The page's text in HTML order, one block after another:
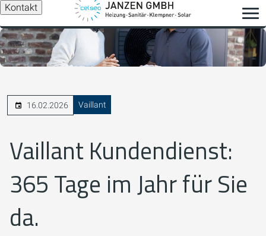
Kontakt
16.02.2026 Vaillant
Vaillant Kundendienst:
365 Tage im Jahr für Sie
da.